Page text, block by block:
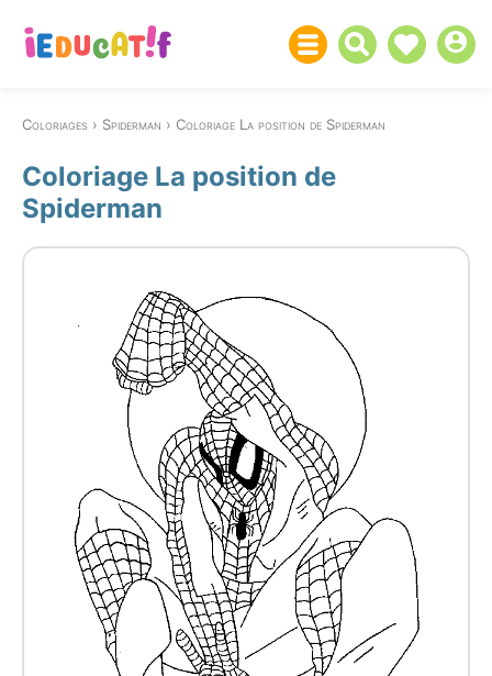
Coloriages Spiderman Coloriage La position de Spiderman
Coloriage La position de
Spiderman